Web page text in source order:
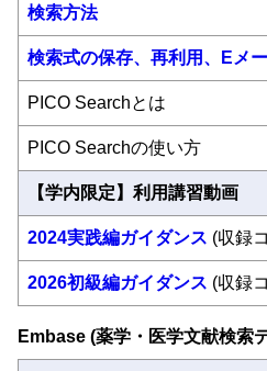
検索方法
検索式の保存、再利用、Eメ
PICO Searchとは
PICO Searchの使い方
【学内限定】利用講習動画
2024実践編ガイダンス (収録
2026初級編ガイダンス (収録
Embase (薬学・医学文献検索